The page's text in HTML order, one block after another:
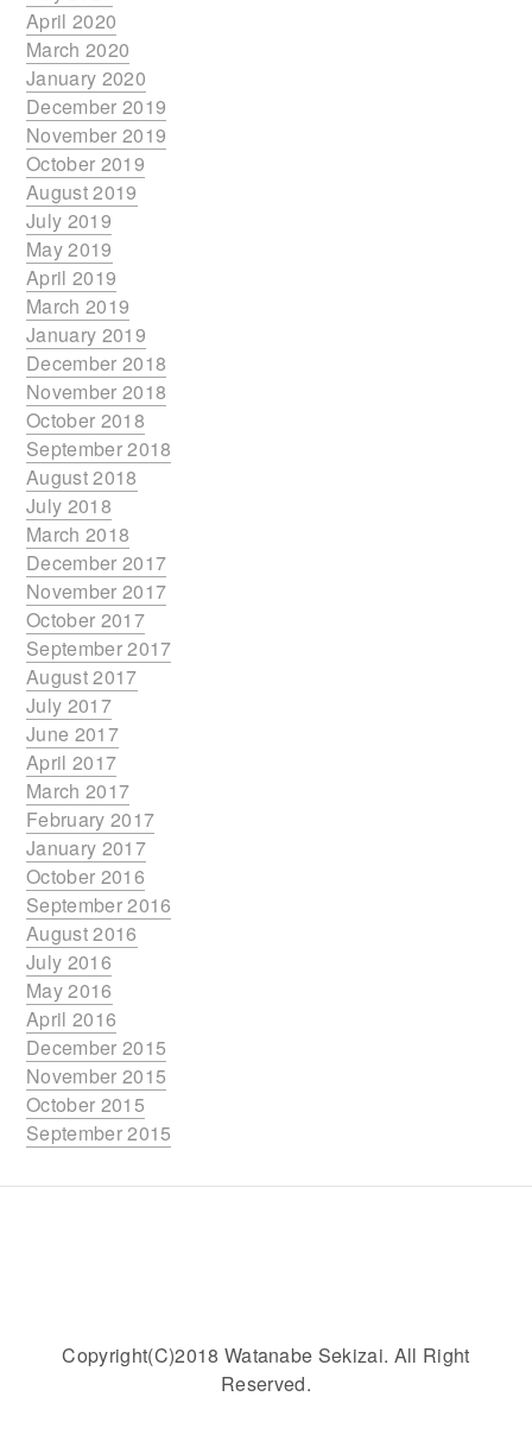
April 2020
March 2020
January 2020
December 2019
November 2019
October 2019
August 2019
July 2019
May 2019
April 2019
March 2019
January 2019
December 2018
November 2018
October 2018
September 2018
August 2018
July 2018
March 2018
December 2017
November 2017
October 2017
September 2017
August 2017
July 2017
June 2017
April 2017
March 2017
February 2017
January 2017
October 2016
September 2016
August 2016
July 2016
May 2016
April 2016
December 2015
November 2015
October 2015
September 2015
Copyright(C)2018 Watanabe Sekizai. All Right
Reserved.